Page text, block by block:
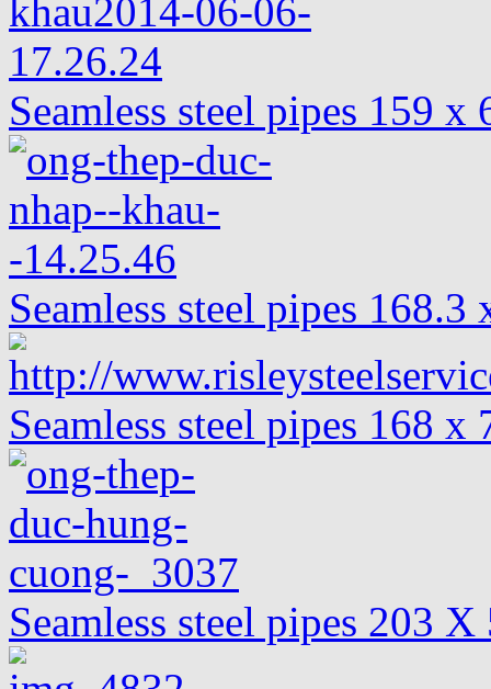
Seamless steel pipes 159 x
Seamless steel pipes
Seamless steel pipes 168 x
Seamless steel pipes 203